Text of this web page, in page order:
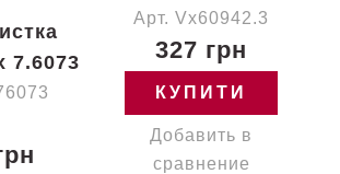
7.6073
Арт. Vx60942.3
327 грн
КУПИТИ
Добавить в
сравнение